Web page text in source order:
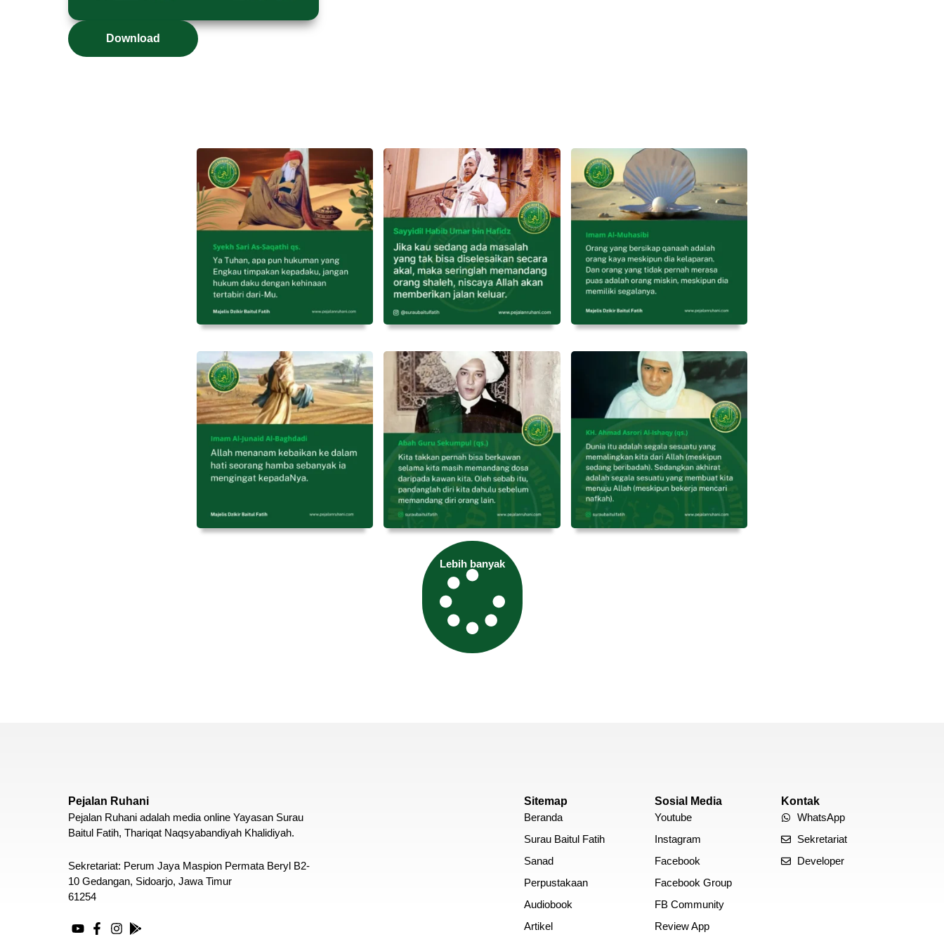
Download
Lebih banyak
Pejalan Ruhani
Pejalan Ruhani adalah media online Yayasan Surau
Baitul Fatih, Thariqat Naqsyabandiyah Khalidiyah.
Sekretariat: Perum Jaya Maspion Permata Beryl B2-
10 Gedangan, Sidoarjo, Jawa Timur
61254
Sitemap
Beranda
Surau Baitul Fatih
Sanad
Perpustakaan
Audiobook
Artikel
Sosial Media
Youtube
Instagram
Facebook
Facebook Group
FB Community
Review App
Kontak
WhatsApp
Sekretariat
Developer